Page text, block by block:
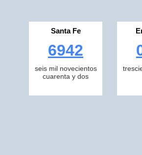
Santa Fe
6942
seis mil novecientos
cuarenta y dos